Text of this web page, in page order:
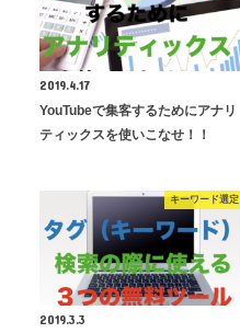
2019.4.17
YouTubeで集客するためにアナリ
ティックスを使いこなせ！！
キーワード選定
2019.3.3